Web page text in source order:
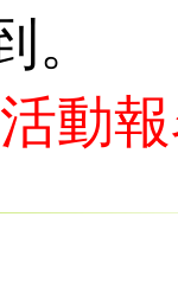
。
動